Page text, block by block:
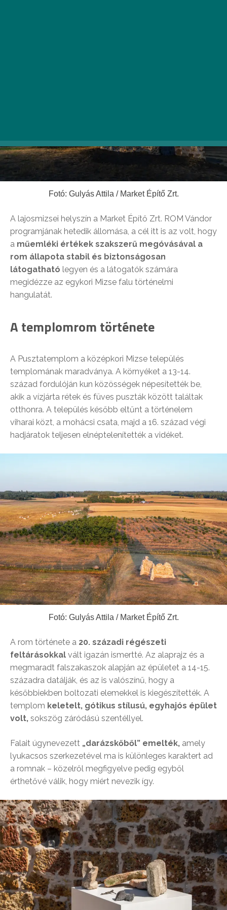
Fotó: Gulyás Attila / Market Építő Zrt.
A lajosmizsei helyszín a Market Építő Zrt. ROM Vándor
programjának hetedik állomása, a cél itt is az volt, hogy
a műemléki értékek szakszerű megóvásával a
rom állapota stabil és biztonságosan
látogatható legyen és a látogatók számára
megidézze az egykori Mizse falu történelmi
hangulatát.
A templomrom története
A Pusztatemplom a középkori Mizse település
templomának maradványa. A környéket a 13-14.
század fordulóján kun közösségek népesítették be,
akik a vízjárta rétek és füves puszták között találtak
otthonra. A település később eltűnt a történelem
viharai közt, a mohácsi csata, majd a 16. század végi
hadjáratok teljesen elnéptelenítették a vidéket.
Fotó: Gulyás Attila / Market Építő Zrt.
A rom története a 20. századi régészeti
feltárásokkal vált igazán ismertté. Az alaprajz és a
megmaradt falszakaszok alapján az épületet a 14-15.
századra datálják, és az is valószínű, hogy a
későbbiekben boltozati elemekkel is kiegészítették. A
templom keletelt, gótikus stílusú, egyhajós épület
volt, sokszög záródású szentéllyel.
Falait úgynevezett „darázskőből” emelték, amely
lyukacsos szerkezetével ma is különleges karaktert ad
a romnak – közelről megfigyelve pedig egyből
érthetővé válik, hogy miért nevezik így.